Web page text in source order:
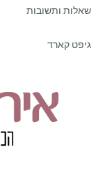
שאלות ותשובות
גיפט קארד